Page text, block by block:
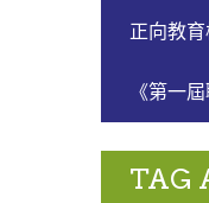
正向教
《第一
TAG